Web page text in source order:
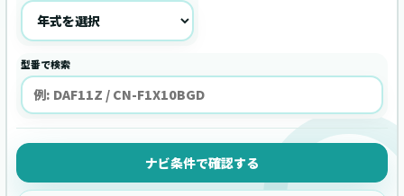
型番で検索
ナビ条件で確認する